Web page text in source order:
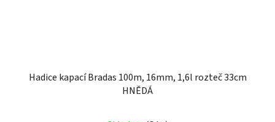
Hadice kapací Bradas 100m, 16mm, 1,6l rozteč 33cm
HNĚDÁ